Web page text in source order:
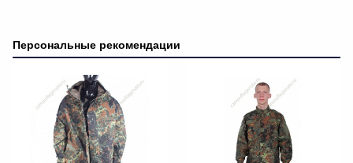
Персональные рекомендации